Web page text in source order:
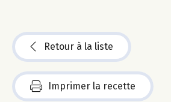
Retour à la liste
Imprimer la recette